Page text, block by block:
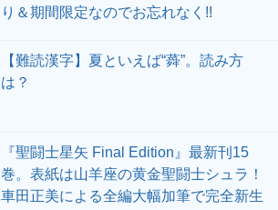
り＆期間限定なのでお忘れなく!!
【難読漢字】夏といえば“蕣”。読み方
は？
『聖闘士星矢 Final Edition』最新刊15
巻。表紙は山羊座の黄金聖闘士シュラ！
車田正美による全編大幅加筆で完全新生